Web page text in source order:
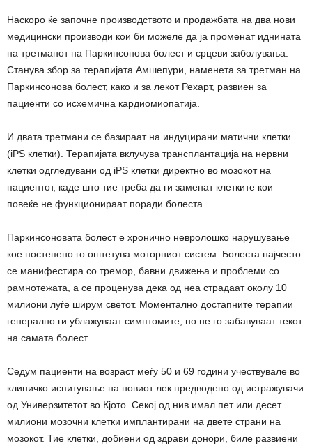
Наскоро ќе започне производството и продажбата на два нови
медицински производи кои би можеле да ја променат иднината
на третманот на Паркинсонова болест и срцеви заболувања.
Станува збор за терапијата Амшепури, наменета за третман на
Паркинсонова болест, како и за лекот Рехарт, развиен за
пациенти со исхемична кардиомиопатија.
И двата третмани се базираат на индуцирани матични клетки
(iPS клетки). Терапијата вклучува трансплантација на нервни
клетки одгледувани од iPS клетки директно во мозокот на
пациентот, каде што тие треба да ги заменат клетките кои
повеќе не функционираат поради болеста.
Паркинсоновата болест е хронично невролошко нарушување
кое постепено го оштетува моторниот систем. Болеста најчесто
се манифестира со тремор, бавни движења и проблеми со
рамнотежата, а се проценува дека од неа страдаат околу 10
милиони луѓе ширум светот. Моментално достапните терапии
генерално ги ублажуваат симптомите, но не го забавуваат текот
на самата болест.
Седум пациенти на возраст меѓу 50 и 69 години учествувале во
клиничко испитување на новиот лек предводено од истражувачи
од Универзитетот во Кјото. Секој од нив имал пет или десет
милиони мозочни клетки имплантирани на двете страни на
мозокот. Тие клетки, добиени од здрави донори, биле развиени